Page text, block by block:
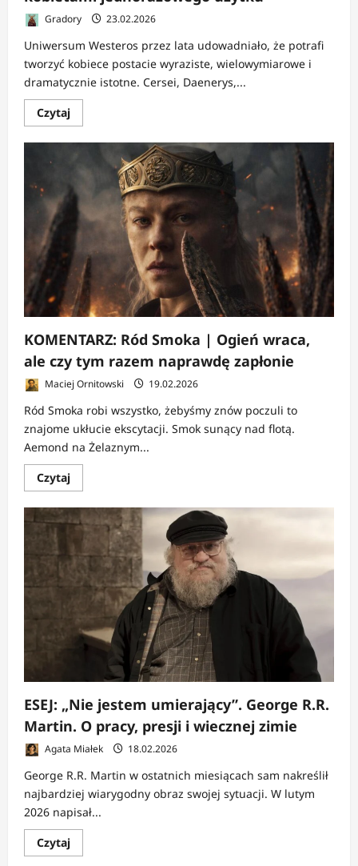
Gradory 23.02.2026
Uniwersum Westeros przez lata udowadniało, że potrafi
tworzyć kobiece postacie wyraziste, wielowymiarowe i
dramatycznie istotne. Cersei, Daenerys,...
CzytajDowiedz
się
o
KOMENTARZ:
Rycerz
Królestw
Westeros
bez
kobiet?
Westeros
z
kobietami
jednorazowego
użytku
KOMENTARZ: Ród Smoka | Ogień wraca,
ale czy tym razem naprawdę zapłonie
Maciej Ornitowski 19.02.2026
Ród Smoka robi wszystko, żebyśmy znów poczuli to
znajome ukłucie ekscytacji. Smok sunący nad flotą.
Aemond na Żelaznym...
CzytajDowiedz
się
o
KOMENTARZ:
Ród
Smoka
|
Ogień
wraca,
ale
czy
razem
naprawdę
zapłonie
ESEJ: „Nie jestem umierający”. George R.R.
Martin. O pracy, presji i wiecznej zimie
Agata Miałek 18.02.2026
George R.R. Martin w ostatnich miesiącach sam nakreślił
najbardziej wiarygodny obraz swojej sytuacji. W lutym
2026 napisał...
CzytajDowiedz
się